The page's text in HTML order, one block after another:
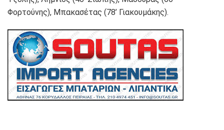
Φορτούνης), Μπακασέτας (78’ Γιακουμάκης).